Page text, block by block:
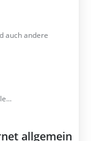
auch andere
allgemein